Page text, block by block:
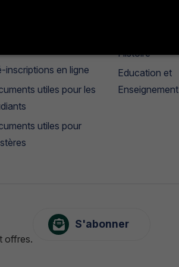
inscriptions en ligne
utiles pour les
utiles pour
Histoire
Education et
Enseignement
offres.
S'abonner